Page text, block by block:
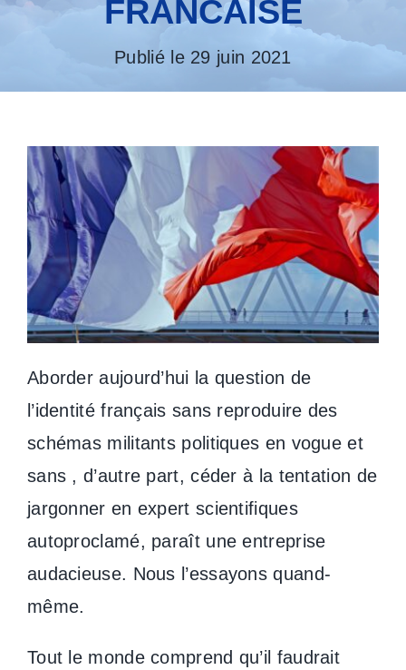
FRANCAISE
Publié le 29 juin 2021
Aborder aujourd’hui la question de
l’identité français sans reproduire des
schémas militants politiques en vogue et
sans , d’autre part, céder à la tentation de
jargonner en expert scientifiques
autoproclamé, paraît une entreprise
audacieuse. Nous l’essayons quand-
même.
Tout le monde comprend qu’il faudrait